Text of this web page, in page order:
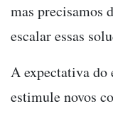
mas precisamos
escalar essas
A expectativa do
estimule novos